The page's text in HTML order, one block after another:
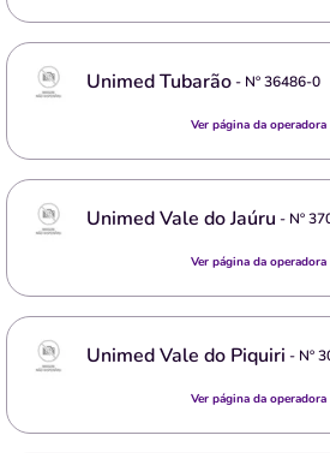
Unimed Tubarão- Nº36486-0
Ver página da operadora
Unimed Vale do Jaúru - Nº
Ver página da operadora
Unimed Vale do Piquiri - Nº
Ver página da operadora